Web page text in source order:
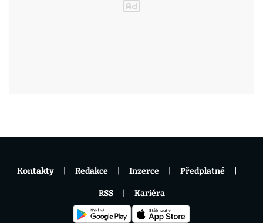
Kontakty Redakce Inzerce Předplatné
RSS Kariéra